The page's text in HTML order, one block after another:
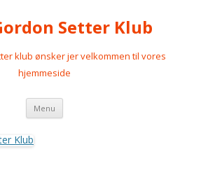
Setter Klub
klub ønsker jer velkommen til vores
hjemmeside
Menu Videre
indhold